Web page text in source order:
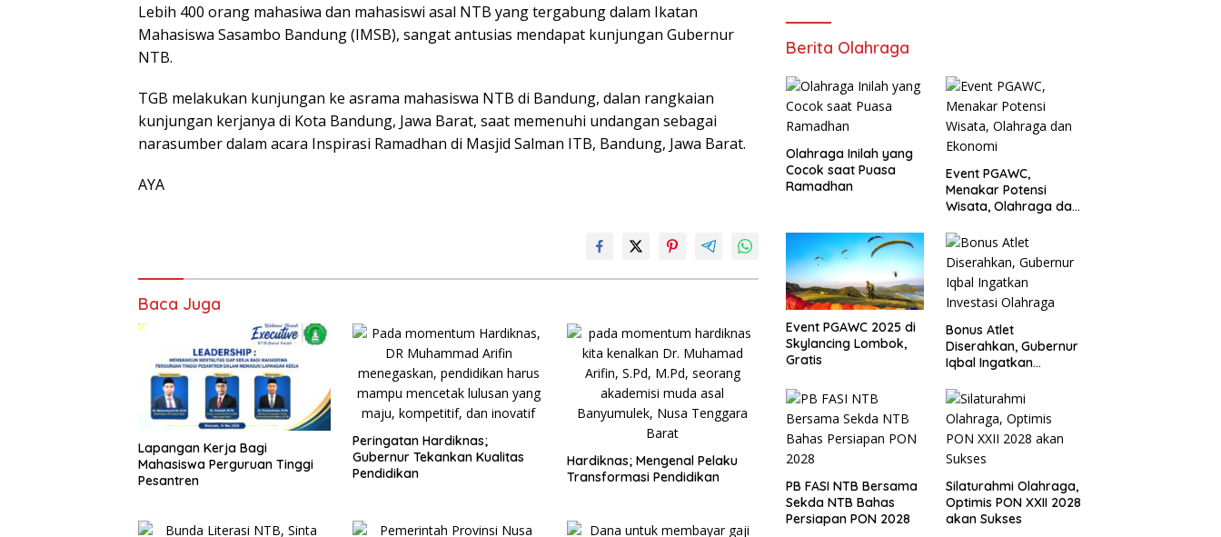
Lebih 400 orang mahasiwa dan mahasiswi asal NTB yang tergabung dalam Ikatan
Mahasiswa Sasambo Bandung (IMSB), sangat antusias mendapat kunjungan Gubernur
NTB.
TGB melakukan kunjungan ke asrama mahasiswa NTB di Bandung, dalan rangkaian
kunjungan kerjanya di Kota Bandung, Jawa Barat, saat memenuhi undangan sebagai
narasumber dalam acara Inspirasi Ramadhan di Masjid Salman ITB, Bandung, Jawa Barat.
AYA
Baca Juga
Lapangan Kerja Bagi
Mahasiswa Perguruan Tinggi
Pesantren
Peringatan Hardiknas;
Gubernur Tekankan Kualitas
Pendidikan
Hardiknas; Mengenal Pelaku
Transformasi Pendidikan
Berita Olahraga
Olahraga Inilah yang
Cocok saat Puasa
Ramadhan
Event PGAWC,
Menakar Potensi
Wisata, Olahraga dan
Event PGAWC 2025 di
Skylancing Lombok,
Gratis
Bonus Atlet
Diserahkan, Gubernur
Iqbal Ingatkan
PB FASI NTB Bersama
Sekda NTB Bahas
Persiapan PON 2028
Silaturahmi Olahraga,
Optimis PON XXII 2028
akan Sukses